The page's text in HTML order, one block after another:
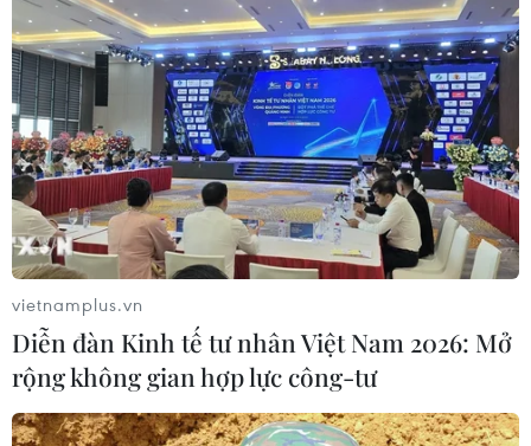
Mỹ thu hồi gần 1,6 triệu quả trứng do
nguy cơ nhiễm khuẩn Salmonella
24/07/2026 05:34
Venezuela ghi nhận 3 ca tử vong do
virus Hanta
22/07/2026 06:57
Sản phụ ở Australia sinh 4 bé gái
vietnamplus.vn
Diễn đàn Kinh tế tư nhân Việt Nam 2026: Mở
rộng không gian hợp lực công-tư